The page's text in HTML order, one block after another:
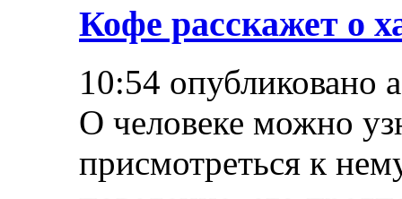
Кофе расскажет о
10:54 опубликовано
О человеке можно
присмотреться к